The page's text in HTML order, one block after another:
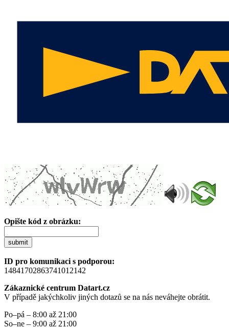
Opište kód z obrázku:
submit
ID pro komunikaci s podporou:
14841702863741012142
Zákaznické centrum Datart.cz
V případě jakýchkoliv jiných dotazů se na nás neváhejte obrátit.
Po–pá – 8:00 až 21:00
So–ne – 9:00 až 21:00